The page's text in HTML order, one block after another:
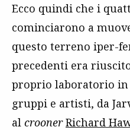
Ecco quindi che i
cominciarono a
questo terreno iper-
precedenti era
proprio laboratorio in
gruppi e artisti, da
al crooner Richard